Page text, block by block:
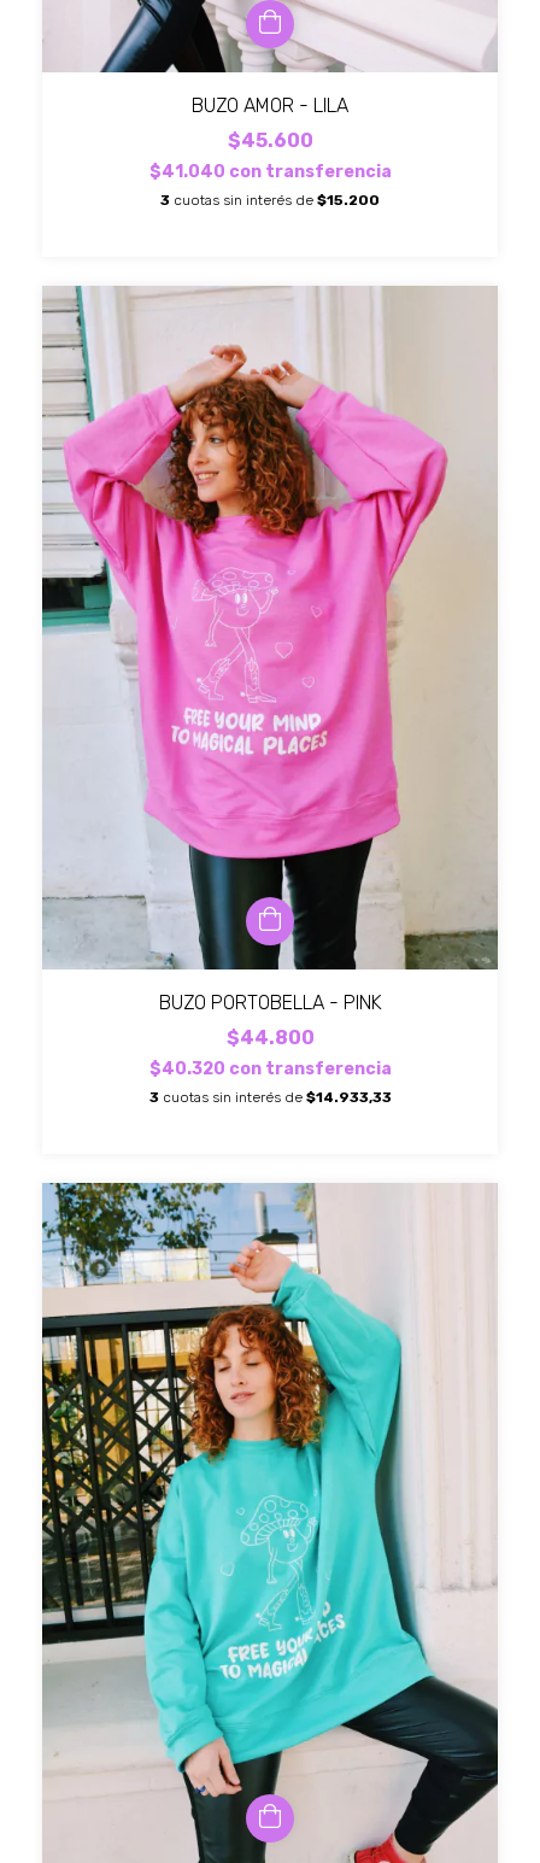
BUZO AMOR - LILA
$45.600
$41.040 con transferencia
3 cuotas sin interés de $15.200
BUZO PORTOBELLA - PINK
$44.800
$40.320 con transferencia
3 cuotas sin interés de $14.933,33